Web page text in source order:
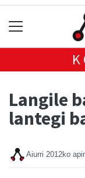
Langile
lantegi
Aiurri 2012ko